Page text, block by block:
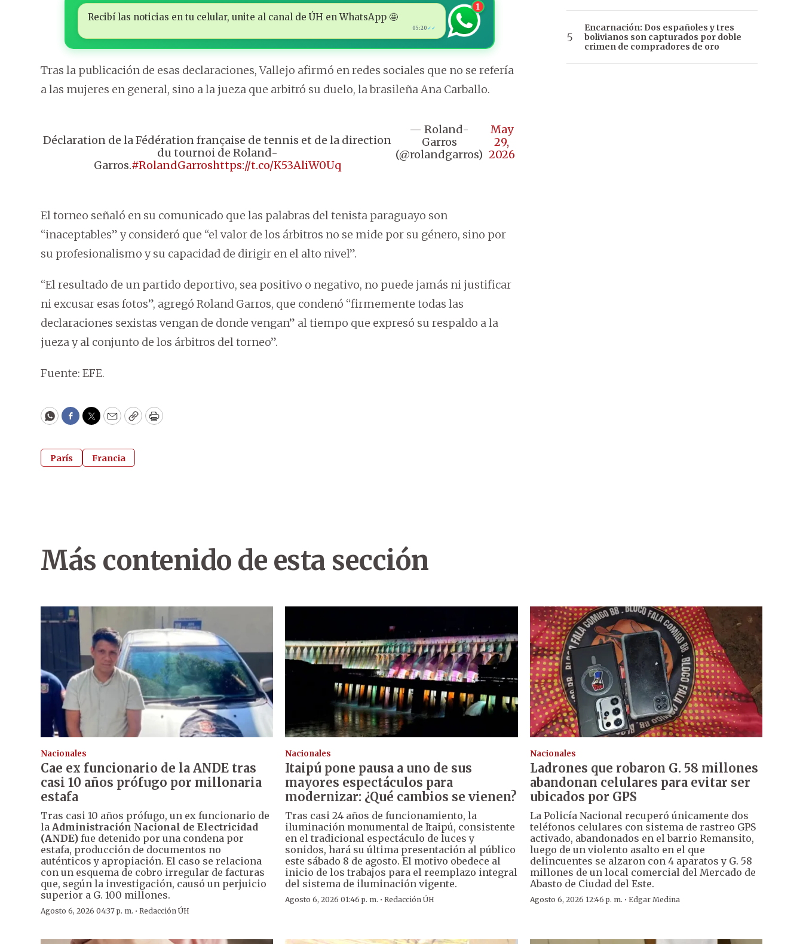
Recibí las noticias en tu celular, unite al canal de ÚH en WhatsApp 🤩
05:20 ✓✓
1
Tras la publicación de esas declaraciones, Vallejo afirmó en redes sociales que no se refería
a las mujeres en general, sino a la jueza que arbitró su duelo, la brasileña Ana Carballo.
Déclaration de la Fédération française de tennis et de la direction
du tournoi de Roland-
Garros.#RolandGarroshttps://t.co/K53AliW0Uq
— Roland-
Garros
(@rolandgarros)
May
29,
2026
El torneo señaló en su comunicado que las palabras del tenista paraguayo son
“inaceptables” y consideró que “el valor de los árbitros no se mide por su género, sino por
su profesionalismo y su capacidad de dirigir en el alto nivel”.
“El resultado de un partido deportivo, sea positivo o negativo, no puede jamás ni justificar
ni excusar esas fotos”, agregó Roland Garros, que condenó “firmemente todas las
declaraciones sexistas vengan de donde vengan” al tiempo que expresó su respaldo a la
jueza y al conjunto de los árbitros del torneo”.
Fuente: EFE.
WhatsApp
Facebook
Twitter
EmailCopyPrint
París Francia
Encarnación: Dos españoles y tres
bolivianos son capturados por doble
crimen de compradores de oro
Más contenido de esta sección
Nacionales
Cae ex funcionario de la ANDE tras
casi 10 años prófugo por millonaria
estafa
Tras casi 10 años prófugo, un ex funcionario de
la Administración Nacional de Electricidad
(ANDE) fue detenido por una condena por
estafa, producción de documentos no
auténticos y apropiación. El caso se relaciona
con un esquema de cobro irregular de facturas
que, según la investigación, causó un perjuicio
superior a G. 100 millones.
Agosto 6, 2026 04:37 p. m. · Redacción ÚH
Nacionales
Itaipú pone pausa a uno de sus
mayores espectáculos para
modernizar: ¿Qué cambios se vienen?
Tras casi 24 años de funcionamiento, la
iluminación monumental de Itaipú, consistente
en el tradicional espectáculo de luces y
sonidos, hará su última presentación al público
este sábado 8 de agosto. El motivo obedece al
inicio de los trabajos para el reemplazo integral
del sistema de iluminación vigente.
Agosto 6, 2026 01:46 p. m. ·Redacción ÚH
Nacionales
Ladrones que robaron G. 58 millones
abandonan celulares para evitar ser
ubicados por GPS
La Policía Nacional recuperó únicamente dos
teléfonos celulares con sistema de rastreo GPS
activado, abandonados en el barrio Remansito,
luego de un violento asalto en el que
delincuentes se alzaron con 4 aparatos y G. 58
millones de un local comercial del Mercado de
Abasto de Ciudad del Este.
Agosto 6, 2026 12:46 p. m. · Edgar Medina